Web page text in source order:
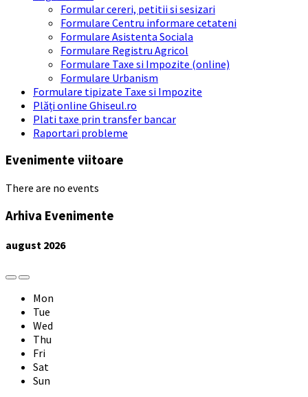
Formular cereri, petitii si sesizari
Formulare Centru informare cetateni
Formulare Asistenta Sociala
Formulare Registru Agricol
Formulare Taxe si Impozite (online)
Formulare Urbanism
Formulare tipizate Taxe si Impozite
Plăți online Ghiseul.ro
Plati taxe prin transfer bancar
Raportari probleme
Evenimente viitoare
There are no events
Arhiva Evenimente
august 2026
Previous
Month
Next
Month
Mon
Tue
Wed
Thu
Fri
Sat
Sun